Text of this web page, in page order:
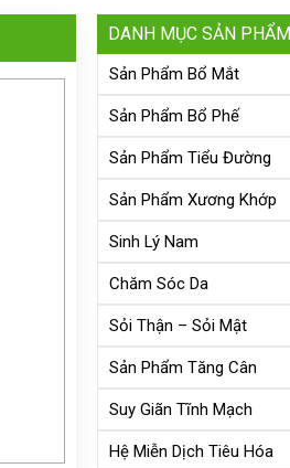
DANH MỤC SẢN PHẨM
Sản Phẩm Bổ Mắt
Sản Phẩm Bổ Phế
Sản Phẩm Tiểu Đường
Sản Phẩm Xương Khớp
Sinh Lý Nam
Chăm Sóc Da
Sỏi Thận – Sỏi Mật
Sản Phẩm Tăng Cân
Suy Giãn Tĩnh Mạch
Hệ Miễn Dịch Tiêu Hóa